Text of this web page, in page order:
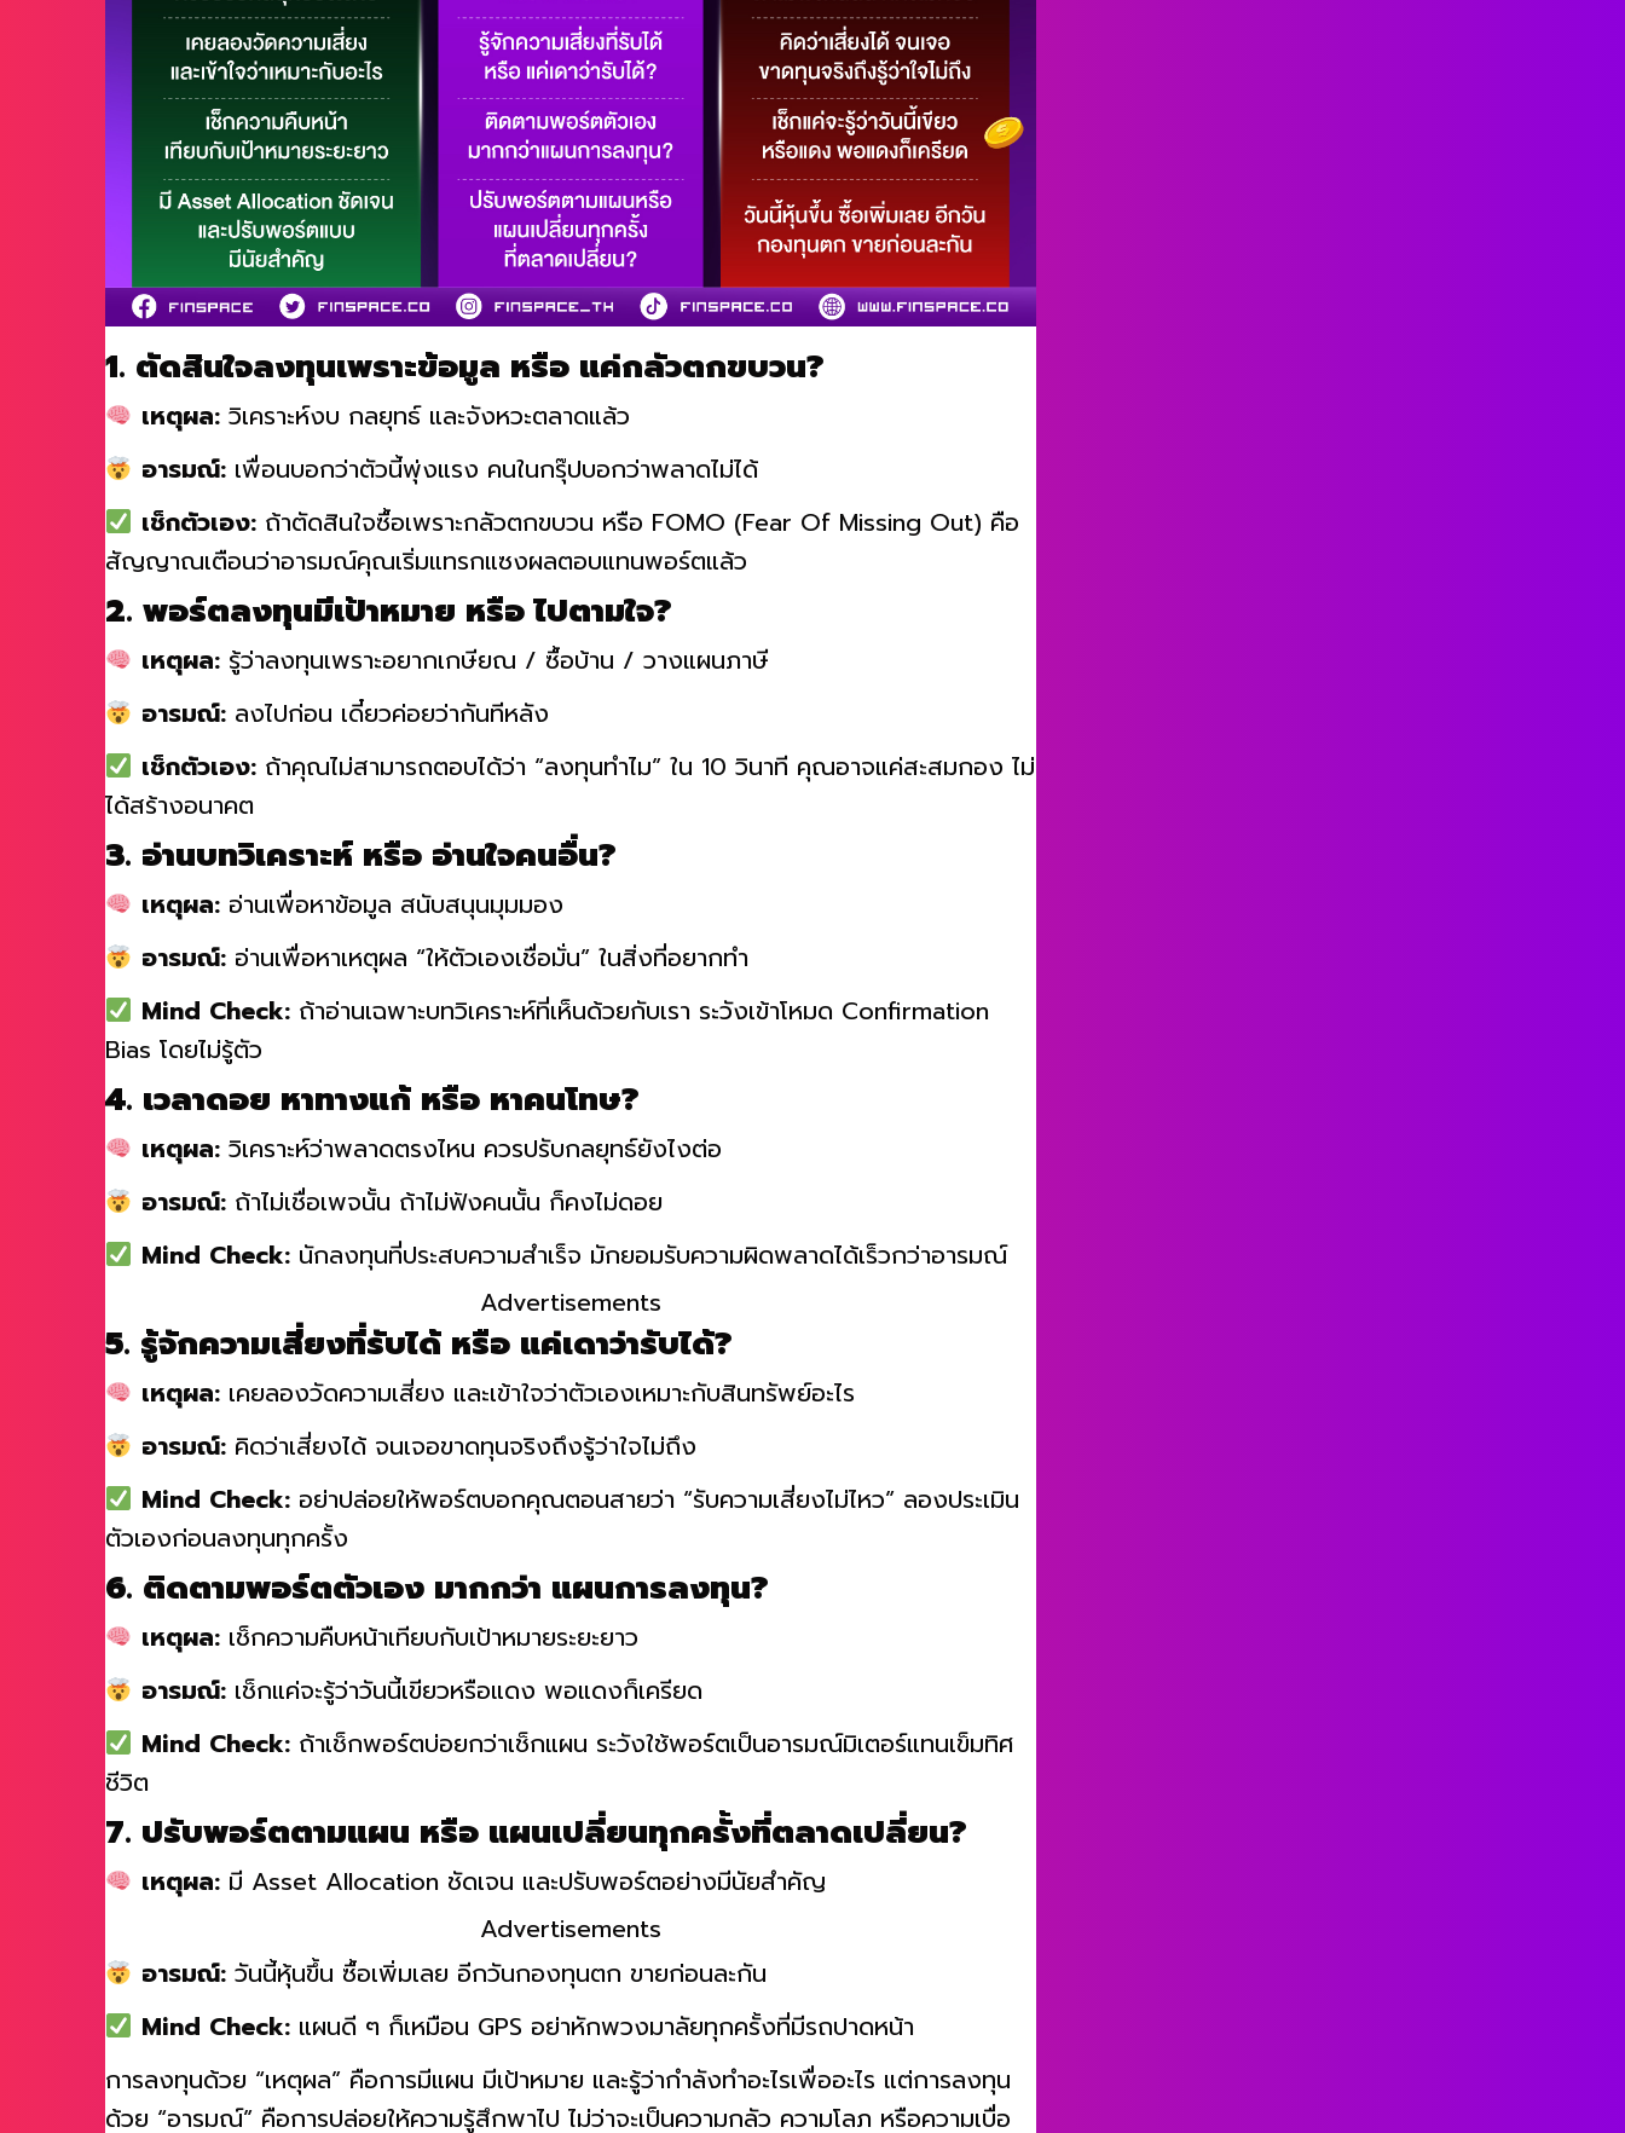
1. ตัดสินใจลงทุนเพราะข้อมูล หรือ แค่กลัวตกขบวน?
เหตุผล:วิเคราะห์งบ กลยุทธ์ และจังหวะตลาดแล้ว
อารมณ์:เพื่อนบอกว่าตัวนี้พุ่งแรง คนในกรุ๊ปบอกว่าพลาดไม่ได้
เช็กตัวเอง:ถ้าตัดสินใจซื้อเพราะกลัวตกขบวน หรือ FOMO (Fear Of Missing Out) คือ
สัญญาณเตือนว่าอารมณ์คุณเริ่มแทรกแซงผลตอบแทนพอร์ตแล้ว
2. พอร์ตลงทุนมีเป้าหมาย หรือ ไปตามใจ?
เหตุผล:รู้ว่าลงทุนเพราะอยากเกษียณ / ซื้อบ้าน / วางแผนภาษี
อารมณ์:ลงไปก่อน เดี๋ยวค่อยว่ากันทีหลัง
เช็กตัวเอง:ถ้าคุณไม่สามารถตอบได้ว่า “ลงทุนทำไม” ใน 10 วินาที คุณอาจแค่สะสมกอง ไม่
ได้สร้างอนาคต
3. อ่านบทวิเคราะห์ หรือ อ่านใจคนอื่น?
เหตุผล:อ่านเพื่อหาข้อมูล สนับสนุนมุมมอง
อารมณ์:อ่านเพื่อหาเหตุผล “ให้ตัวเองเชื่อมั่น” ในสิ่งที่อยากทำ
Mind Check:ถ้าอ่านเฉพาะบทวิเคราะห์ที่เห็นด้วยกับเรา ระวังเข้าโหมด Confirmation
Bias โดยไม่รู้ตัว
4. เวลาดอย หาทางแก้ หรือ หาคนโทษ?
เหตุผล:วิเคราะห์ว่าพลาดตรงไหน ควรปรับกลยุทธ์ยังไงต่อ
อารมณ์:ถ้าไม่เชื่อเพจนั้น ถ้าไม่ฟังคนนั้น ก็คงไม่ดอย
Mind Check:นักลงทุนที่ประสบความสำเร็จ มักยอมรับความผิดพลาดได้เร็วกว่าอารมณ์
Advertisements
5. รู้จักความเสี่ยงที่รับได้ หรือ แค่เดาว่ารับได้?
เหตุผล:เคยลองวัดความเสี่ยง และเข้าใจว่าตัวเองเหมาะกับสินทรัพย์อะไร
อารมณ์:คิดว่าเสี่ยงได้ จนเจอขาดทุนจริงถึงรู้ว่าใจไม่ถึง
Mind Check:อย่าปล่อยให้พอร์ตบอกคุณตอนสายว่า “รับความเสี่ยงไม่ไหว” ลองประเมิน
ตัวเองก่อนลงทุนทุกครั้ง
6. ติดตามพอร์ตตัวเอง มากกว่า แผนการลงทุน?
เหตุผล:เช็กความคืบหน้าเทียบกับเป้าหมายระยะยาว
อารมณ์:เช็กแค่จะรู้ว่าวันนี้เขียวหรือแดง พอแดงก็เครียด
Mind Check:ถ้าเช็กพอร์ตบ่อยกว่าเช็กแผน ระวังใช้พอร์ตเป็นอารมณ์มิเตอร์แทนเข็มทิศ
ชีวิต
7. ปรับพอร์ตตามแผน หรือ แผนเปลี่ยนทุกครั้งที่ตลาดเปลี่ยน?
เหตุผล:มี Asset Allocation ชัดเจน และปรับพอร์ตอย่างมีนัยสำคัญ
Advertisements
อารมณ์:วันนี้หุ้นขึ้น ซื้อเพิ่มเลย อีกวันกองทุนตก ขายก่อนละกัน
Mind Check:แผนดี ๆ ก็เหมือน GPS อย่าหักพวงมาลัยทุกครั้งที่มีรถปาดหน้า
การลงทุนด้วย “เหตุผล” คือการมีแผน มีเป้าหมาย และรู้ว่ากำลังทำอะไรเพื่ออะไร แต่การลงทุน